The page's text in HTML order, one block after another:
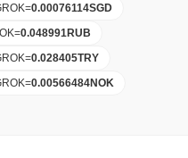
=0.00076114SGD
=0.048991RUB
=0.028405TRY
=0.00566484NOK